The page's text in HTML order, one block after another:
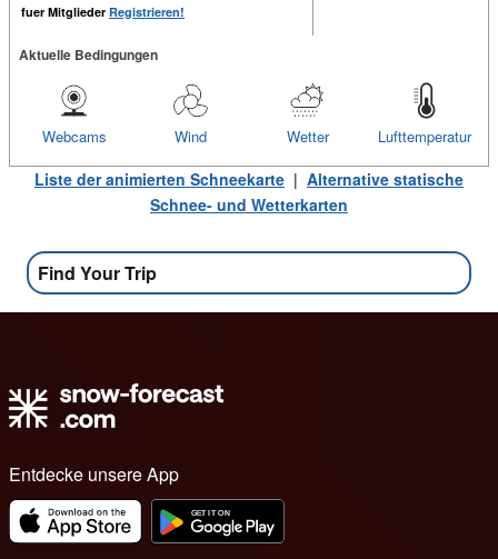
fuer Mitglieder Registrieren!
Aktuelle Bedingungen
Lufttemperatur
Wetter
Wind
Webcams
Liste der animierten Schneekarte | Alternative statische
Schnee- und Wetterkarten
Find Your Trip
Entdecke unsere App